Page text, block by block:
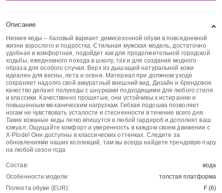
Описание
Низкие кеды – базовый вариант демисезонной обуви в повседневной
жизни взрослого и подростка. Стильная мужская модель, достаточно
удобная и комфортная, подойдет как для продолжительной городской
ходьбы, ежедневного похода в школу, так и для создания модного
образа для особого случая. Верх из дышащей натуральной кожи
идеален для весны, лета и осени. Материал при должном уходе
сохраняет надолго свой аккуратный внешний вид. Дизайн и брендовое
качество делают полукеды с шнурками подходящими для любого стиля
и классики. Качественно прошитые, они устойчивы к истиранию и
повышенным механическим нагрузкам. Гибкая подошва позволяет
ногам не чувствовать усталости и стесненности в течение всего дня.
Такие кожаные кеды легко впишутся в любой гардероб и дополнят ваш
кэжуал. Ощущайте комфорт и уверенность в каждом своем движении с
X-Plode! Они доступны в классических оттенках. Следите за
обновлениями наших коллекций, там вы всегда найдете трендовую пару
на любой сезон года
Состав:
вода
Особенности модели:
толстая платформа
Полнота обуви (EUR):
F (6)